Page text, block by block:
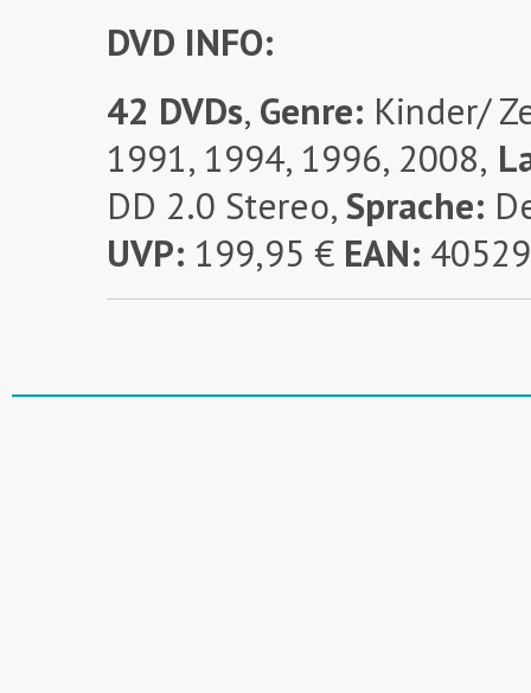
DVD INFO:
42 DVDs, Genre: Kinder/
1991, 1994, 1996, 2008,
DD 2.0 Stereo,Sprache:
UVP: 199,95 € EAN: